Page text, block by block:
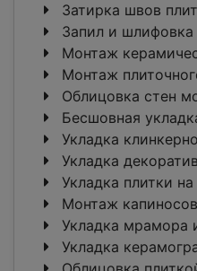
Затирка швов
Запил и
Монтаж
Монтаж
Облицовка стен
Бесшовная
Укладка
Укладка
Укладка плитки
Монтаж
Укладка мрамора
Укладка